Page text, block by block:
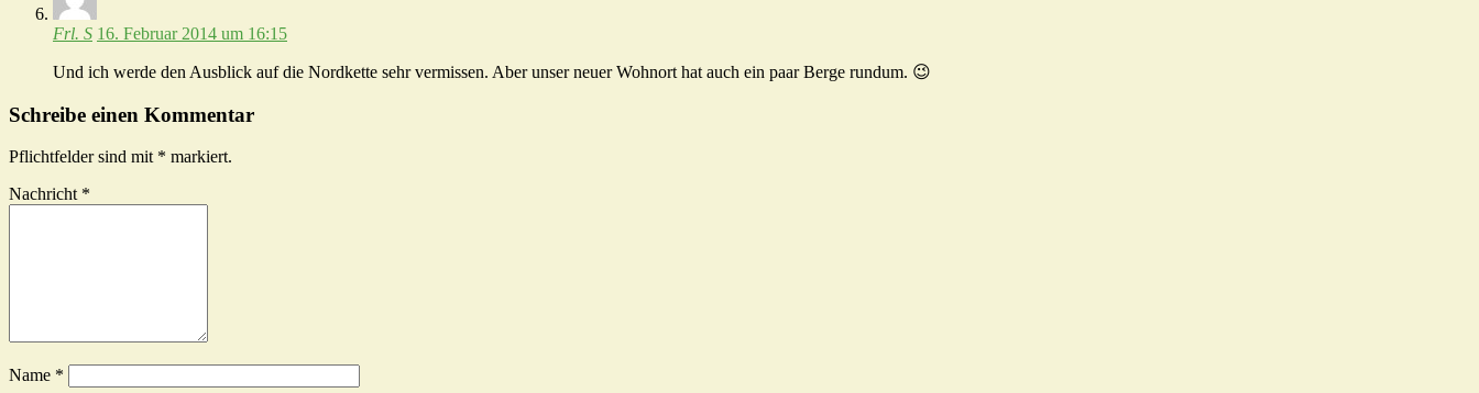
Frl. S 16. Februar 2014 um 16:15
Und ich werde den Ausblick auf die Nordkette sehr vermissen. Aber unser neuer Wohnort hat auch ein paar Berge rundum. 😉
Schreibe einen Kommentar
Pflichtfelder sind mit * markiert.
Nachricht *
Name *